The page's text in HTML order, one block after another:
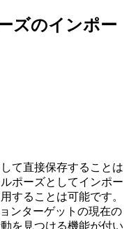
ズのインポー
て直接保存することは
ポーズとしてインポー
することは可能です。
ンターゲットの現在の
を見つける機能が付い